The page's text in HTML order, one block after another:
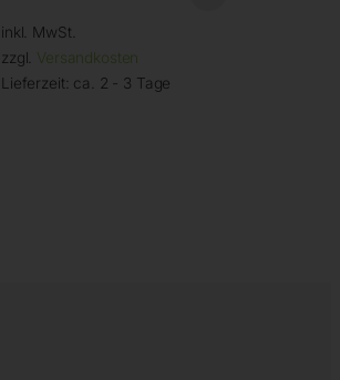
inkl. MwSt.
zzgl. Versandkosten
Lieferzeit: ca. 2 - 3 Tage